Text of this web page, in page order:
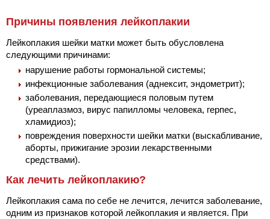
Причины появления лейкоплакии
Лейкоплакия шейки матки может быть обусловлена
следующими причинами:
нарушение работы гормональной системы;
инфекционные заболевания (аднексит, эндометрит);
заболевания, передающиеся половым путем
(уреаплазмоз, вирус папилломы человека, герпес,
хламидиоз);
повреждения поверхности шейки матки (выскабливание,
аборты, прижигание эрозии лекарственными
средствами).
Как лечить лейкоплакию?
Лейкоплакия сама по себе не лечится, лечится заболевание,
одним из признаков которой лейкоплакия и является. При